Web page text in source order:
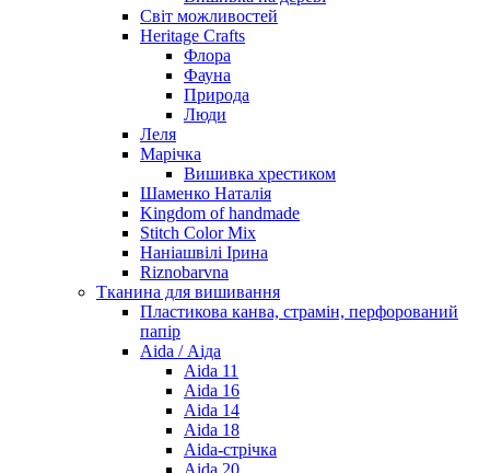
Світ можливостей
Heritage Crafts
Флора
Фауна
Природа
Люди
Леля
Марічка
Вишивка хрестиком
Шаменко Наталія
Kingdom of handmade
Stitch Color Mix
Наніашвілі Ірина
Riznobarvna
Тканина для вишивання
Пластикова канва, страмін, перфорований
папір
Aida / Аіда
Aida 11
Aida 16
Aida 14
Aida 18
Aida-стрічка
Aida 20